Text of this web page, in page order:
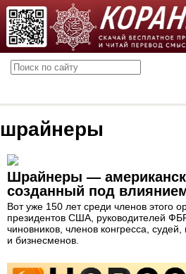
шрайнеры
Шрайнеры —
созданный под
Вот уже 150 лет среди членов этого
президентов США, руководителей
чиновников, членов конгресса,
и бизнесменов.